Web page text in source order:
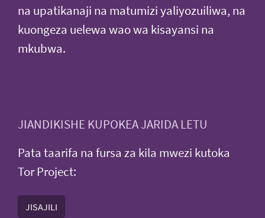
na upatikanaji na matumizi yaliyozuiliwa, na
kuongeza uelewa wao wa kisayansi na
mkubwa.
JIANDIKISHE KUPOKEA JARIDA LETU
Pata taarifa na fursa za kila mwezi kutoka
Tor Project:
JISAJILI